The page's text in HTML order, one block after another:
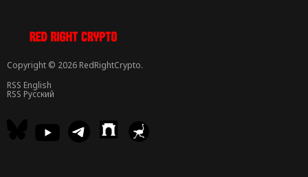
Copyright © 2026 RedRightCrypto.
RSS English
RSS Русский